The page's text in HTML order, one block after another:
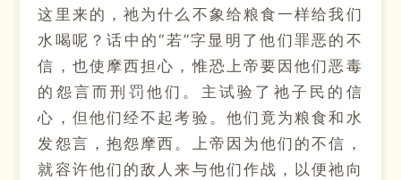
这里来的，祂为什么不象给粮食一样给我们
水喝呢？话中的“若”字显明了他们罪恶的不
信，也使摩西担心，惟恐上帝要因他们恶毒
的怨言而刑罚他们。主试验了祂子民的信
心，但他们经不起考验。他们竟为粮食和水
发怨言，抱怨摩西。上帝因为他们的不信，
就容许他们的敌人来与他们作战，以便祂向